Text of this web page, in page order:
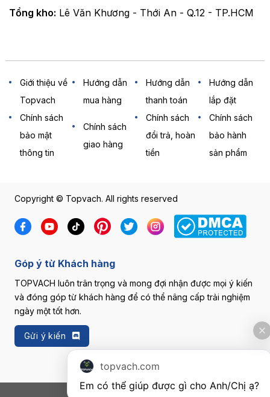
Tổng kho: Lê Văn Khương - Thới An - Q.12 - TP.HCM
Giới thiệu về
Topvach
Hướng dẫn
mua hàng
Hướng dẫn
thanh toán
Hướng dẫn
lắp đặt
Chính sách
bảo mật
thông tin
Chính sách
giao hàng
Chính sách
đổi trả, hoàn
tiền
Chính sách
bảo hành
sản phẩm
Copyright © Topvach. All rights reserved
Góp ý từ Khách hàng
TOPVACH luôn trân trọng và mong đợi nhận được mọi ý kiến
và đóng góp từ khách hàng để có thể nâng cấp trải nghiệm
ngày một tốt hơn.
Gửi ý kiến
topvach.com